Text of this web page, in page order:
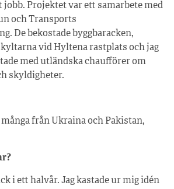
Projektet var ett samarbete med
och Transports
De bekostade byggbaracken,
vid Hyltena rastplats och jag
med utländska chaufförer om
skyldigheter.
från Ukraina och Pakistan,
i ett halvår. Jag kastade ur mig idén